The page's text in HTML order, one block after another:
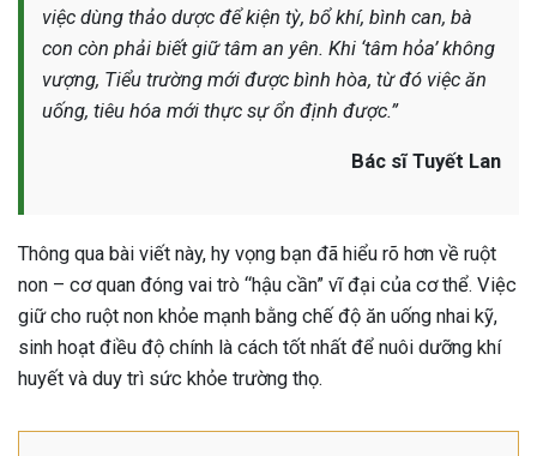
việc dùng thảo dược để kiện tỳ, bổ khí, bình can, bà
con còn phải biết giữ tâm an yên. Khi ‘tâm hỏa’ không
vượng, Tiểu trường mới được bình hòa, từ đó việc ăn
uống, tiêu hóa mới thực sự ổn định được.”
Bác sĩ Tuyết Lan
Thông qua bài viết này, hy vọng bạn đã hiểu rõ hơn về ruột
non – cơ quan đóng vai trò “hậu cần” vĩ đại của cơ thể. Việc
giữ cho ruột non khỏe mạnh bằng chế độ ăn uống nhai kỹ,
sinh hoạt điều độ chính là cách tốt nhất để nuôi dưỡng khí
huyết và duy trì sức khỏe trường thọ.